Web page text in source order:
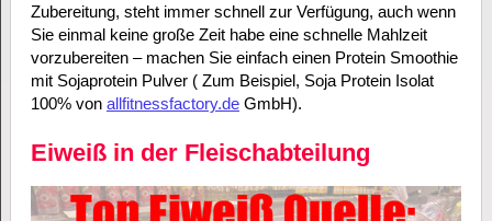
Zubereitung, steht immer schnell zur Verfügung, auch wenn
Sie einmal keine große Zeit habe eine schnelle Mahlzeit
vorzubereiten – machen Sie einfach einen Protein Smoothie
mit Sojaprotein Pulver ( Zum Beispiel, Soja Protein Isolat
100% von allfitnessfactory.deGmbH).
Eiweiß in der Fleischabteilung